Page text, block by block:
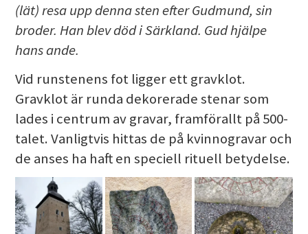
(lät) resa upp denna sten efter Gudmund, sin
broder. Han blev död i Särkland. Gud hjälpe
hans ande.
Vid runstenens fot ligger ett gravklot.
Gravklot är runda dekorerade stenar som
lades i centrum av gravar, framförallt på 500-
talet. Vanligtvis hittas de på kvinnogravar och
de anses ha haft en speciell rituell betydelse.